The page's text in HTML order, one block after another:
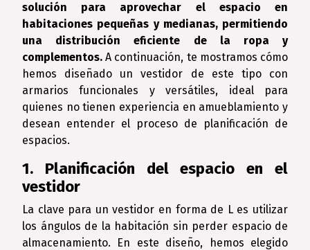
solución para aprovechar el espacio en
habitaciones pequeñas y medianas, permitiendo
una distribución eficiente de la ropa y
complementos. A continuación, te mostramos cómo
hemos diseñado un vestidor de este tipo con
armarios funcionales y versátiles, ideal para
quienes no tienen experiencia en amueblamiento y
desean entender el proceso de planificación de
espacios.
1. Planificación del espacio en el
vestidor
La clave para un vestidor en forma de L es utilizar
los ángulos de la habitación sin perder espacio de
almacenamiento. En este diseño, hemos elegido